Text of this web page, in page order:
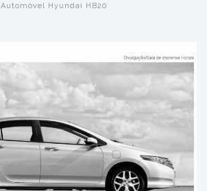
Automóvel Hyundai HB20